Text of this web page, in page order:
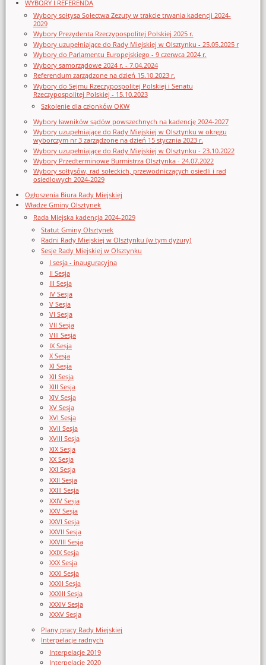
WYBORY I REFERENDA
Wybory sołtysa Sołectwa Zezuty w trakcie trwania kadencji 2024-
2029
Wybory Prezydenta Rzeczypospolitej Polskiej 2025 r.
Wybory uzupełniające do Rady Miejskiej w Olsztynku - 25.05.2025 r
Wybory do Parlamentu Europejskiego - 9 czerwca 2024 r.
Wybory samorządowe 2024 r. - 7.04.2024
Referendum zarządzone na dzień 15.10.2023 r.
Wybory do Sejmu Rzeczypospolitej Polskiej i Senatu
Rzeczypospolitej Polskiej - 15.10.2023
Szkolenie dla członków OKW
Wybory ławników sądów powszechnych na kadencję 2024-2027
Wybory uzupełniające do Rady Miejskiej w Olsztynku w okręgu
wyborczym nr 3 zarządzone na dzień 15 stycznia 2023 r.
Wybory uzupełniające do Rady Miejskiej w Olsztynku - 23.10.2022
Wybory Przedterminowe Burmistrza Olsztynka - 24.07.2022
Wybory sołtysów, rad sołeckich, przewodniczących osiedli i rad
osiedlowych 2024-2029
Ogłoszenia Biura Rady Miejskiej
Władze Gminy Olsztynek
Rada Miejska kadencja 2024-2029
Statut Gminy Olsztynek
Radni Rady Miejskiej w Olsztynku (w tym dyżury)
Sesje Rady Miejskiej w Olsztynku
I sesja - inauguracyjna
II Sesja
III Sesja
IV Sesja
V Sesja
VI Sesja
VII Sesja
VIII Sesja
IX Sesja
X Sesja
XI Sesja
XII Sesja
XIII Sesja
XIV Sesja
XV Sesja
XVI Sesja
XVII Sesja
XVIII Sesja
XIX Sesja
XX Sesja
XXI Sesja
XXII Sesja
XXIII Sesja
XXIV Sesja
XXV Sesja
XXVI Sesja
XXVII Sesja
XXVIII Sesja
XXIX Sesja
XXX Sesja
XXXI Sesja
XXXII Sesja
XXXIII Sesja
XXXIV Sesja
XXXV Sesja
Plany pracy Rady Miejskiej
Interpelacje radnych
Interpelacje 2019
Interpelacje 2020